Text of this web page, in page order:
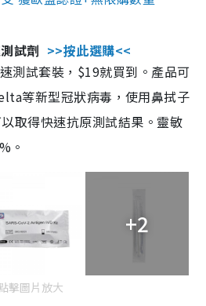
試劑 >>按此選購<<
測試套裝，$19就買到。產品可
等新型冠狀病毒，使用鼻拭子
取得快速抗原測試結果。靈敏
。
+2
擊圖片放大